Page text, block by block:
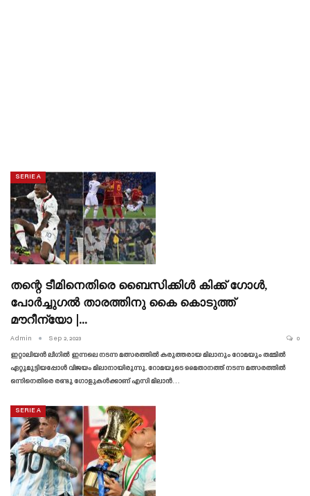
SERIE A
തന്റെ ടീമിനെതിരെ ബൈസിക്കിൾ കിക്ക് ഗോൾ,
പോർച്ചുഗൽ താരത്തിനു കൈ കൊടുത്ത്
മൗറീന്യോ |…
Admin Sep 2, 2023 0
ഇറ്റാലിയൻ ലീഗിൽ ഇന്നലെ നടന്ന മത്സരത്തിൽ കരുത്തരായ മിലാനും റോമയും തമ്മിൽ
ഏറ്റുമുട്ടിയപ്പോൾ വിജയം മിലാനായിരുന്നു. റോമയുടെ മൈതാനത്ത് നടന്ന മത്സരത്തിൽ
ഒന്നിനെതിരെ രണ്ടു ഗോളുകൾക്കാണ് എസി മിലാൻ…
SERIE A